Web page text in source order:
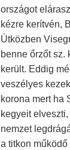
országot
kézre kerítvén,
Útközben
benne őrzőt sz.
került. Eddig
veszélyes
korona mert ha
kegyeit
nemzet
a titkon